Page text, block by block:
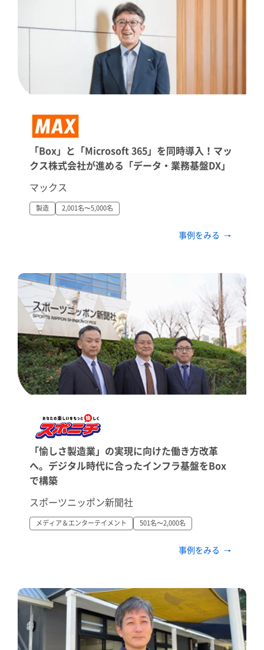
「Box」と「Microsoft 365」を同時導入！マッ
クス株式会社が進める「データ・業務基盤DX」
マックス
製造 2,001名〜5,000名
事例をみる
「愉しさ製造業」の実現に向けた働き方改革
へ。デジタル時代に合ったインフラ基盤をBox
で構築
スポーツニッポン新聞社
メディア＆エンターテイメント 501名〜2,000名
事例をみる